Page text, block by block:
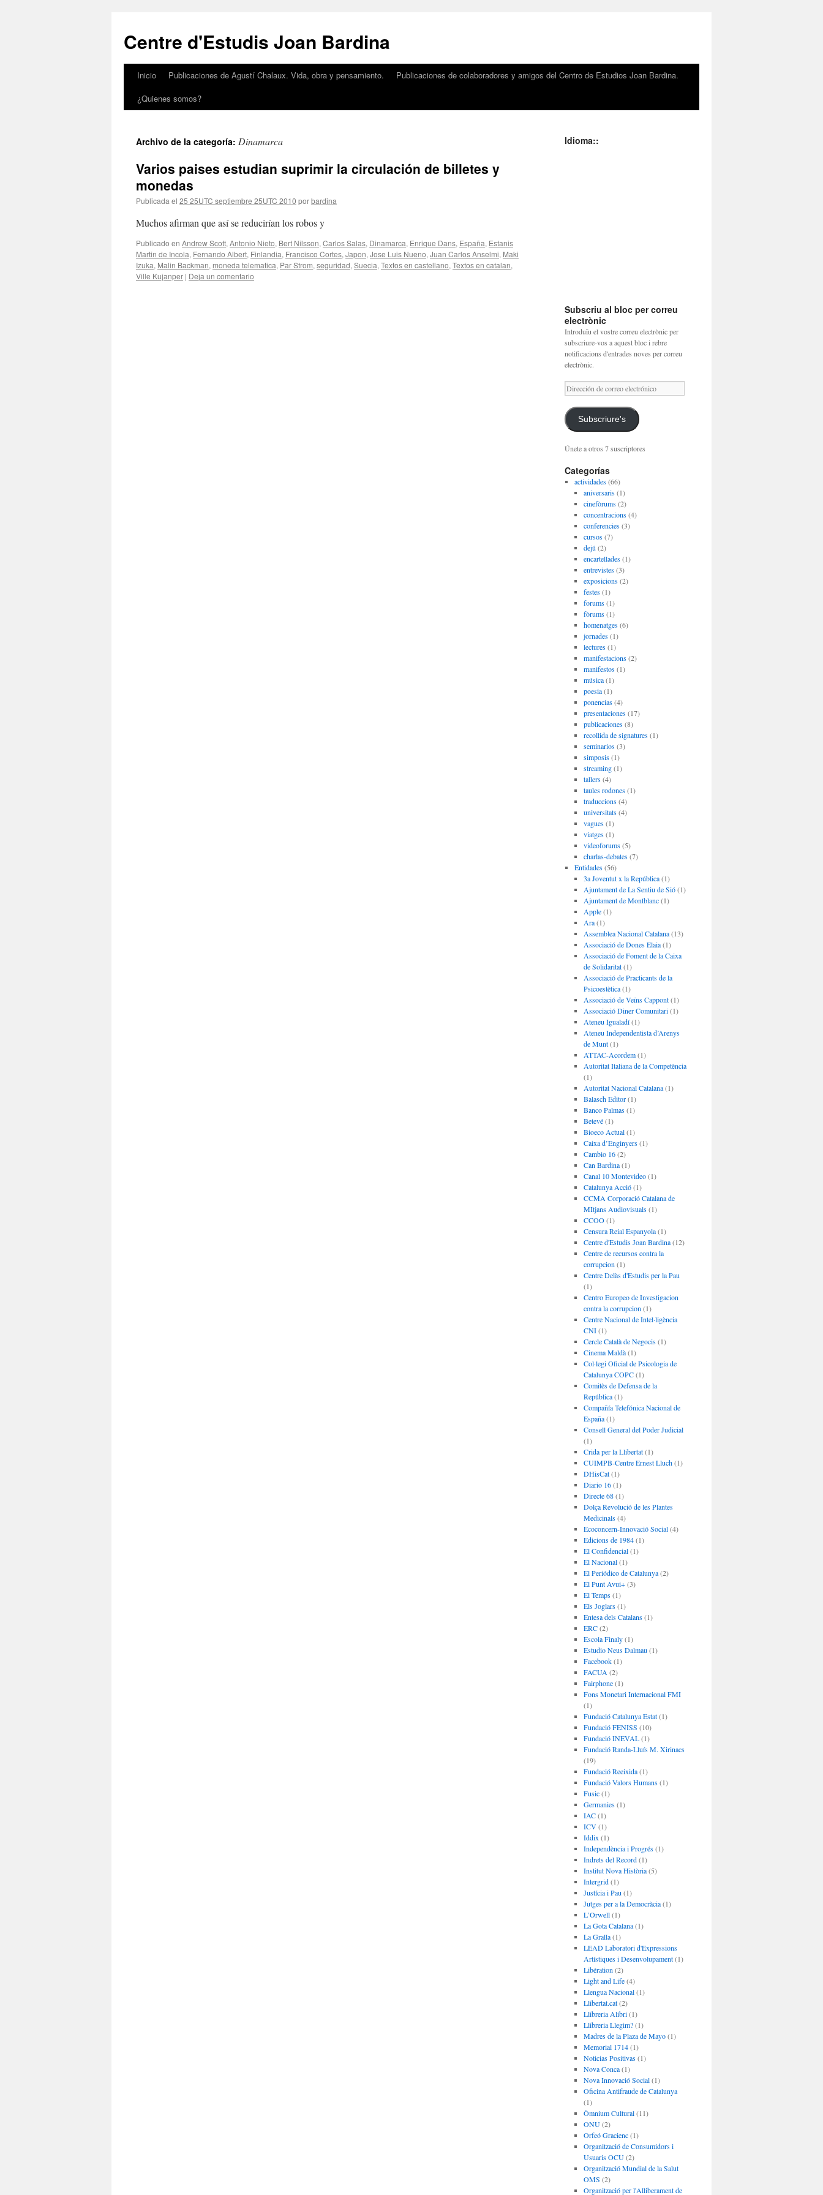
contenido
Centre d'Estudis Joan Bardina
Inicio Publicaciones de Agustí Chalaux. Vida, obra y pensamiento.
Publicaciones de colaboradores y amigos del Centro de Estudios Joan Bardina.
¿Quienes somos?
Archivo de la categoría: Dinamarca
Varios paises estudian suprimir la circulación de billetes y
monedas
Publicada el 25 25UTC septiembre 25UTC 2010 porbardina
Muchos afirman que así se reducirían los robos y
Publicado en Andrew Scott, Antonio Nieto, Bert Nilsson, Carlos Salas, Dinamarca, Enrique Dans, España, Estanis
Martin de Incola, Fernando Albert, Finlandia, Francisco Cortes, Japon, Jose Luis Nueno, Juan Carlos Anselmi, Maki
Izuka, Malin Backman, moneda telematica, Par Strom, seguridad, Suecia, Textos en castellano, Textos en catalan,
Ville Kujanper | Deja un comentario
Idioma::
Subscriu al bloc per correu
electrònic
Introduïu el vostre correu electrònic per
subscriure-vos a aquest bloc i rebre
notificacions d'entrades noves per correu
electrònic.
Dirección
de
correo
electrónico
Subscriure's
Únete a otros 7 suscriptores
Categorías
actividades(66)
aniversaris(1)
cinefòrums(2)
concentracions(4)
conferencies(3)
cursos(7)
dejú (2)
encartellades(1)
entrevistes(3)
exposicions(2)
festes(1)
forums(1)
fòrums(1)
homenatges(6)
jornades(1)
lectures(1)
manifestacions(2)
manifestos(1)
música(1)
poesia(1)
ponencias(4)
presentaciones(17)
publicaciones(8)
recollida de signatures(1)
seminarios(3)
simposis(1)
streaming(1)
tallers(4)
taules rodones(1)
traduccions(4)
universitats(4)
vagues(1)
viatges(1)
videoforums(5)
charlas-debates(7)
Entidades(56)
3a Joventut x la República(1)
Ajuntament de La Sentiu de Sió(1)
Ajuntament de Montblanc(1)
Apple(1)
Ara(1)
Assemblea Nacional Catalana(13)
Associació de Dones Elaia(1)
Associació de Foment de la Caixa
de Solidaritat(1)
Associació de Practicants de la
Psicoestètica(1)
Associació de Veïns Cappont(1)
Associació Diner Comunitari(1)
Ateneu Igualadí(1)
Ateneu Independentista d’Arenys
de Munt(1)
ATTAC-Acordem(1)
Autoritat Italiana de la Competència
(1)
Autoritat Nacional Catalana(1)
Balasch Editor(1)
Banco Palmas(1)
Betevé(1)
Bioeco Actual(1)
Caixa d’Enginyers(1)
Cambio 16(2)
Can Bardina(1)
Canal 10 Montevideo(1)
Catalunya Acció(1)
CCMA Corporació Catalana de
MItjans Audiovisuals(1)
CCOO(1)
Censura Reial Espanyola(1)
Centre d'Estudis Joan Bardina(12)
Centre de recursos contra la
corrupcion (1)
Centre Delàs d'Estudis per la Pau
(1)
Centro Europeo de Investigacion
contra la corrupcion (1)
Centre Nacional de Intel·ligència
CNI(1)
Cercle Català de Negocis(1)
Cinema Maldà(1)
Col·legi Oficial de Psicologia de
Catalunya COPC(1)
Comitès de Defensa de la
República(1)
Compañía Telefónica Nacional de
España(1)
Consell General del Poder Judicial
(1)
Crida per la Llibertat(1)
CUIMPB-Centre Ernest Lluch(1)
DHisCat(1)
Diario 16(1)
Directe 68(1)
Dolça Revolució de les Plantes
Medicinals(4)
Ecoconcern-Innovació Social(4)
Edicions de 1984(1)
El Confidencial(1)
El Nacional(1)
El Periódico de Catalunya(2)
El Punt Avui+(3)
El Temps(1)
Els Joglars(1)
Entesa dels Catalans(1)
ERC(2)
Escola Finaly(1)
Estudio Neus Dalmau (1)
Facebook(1)
FACUA (2)
Fairphone(1)
Fons Monetari Internacional FMI
(1)
Fundació Catalunya Estat(1)
Fundació FENISS (10)
Fundació INEVAL(1)
Fundació Randa-Lluís M. Xirinacs
(19)
Fundació Reeixida(1)
Fundació Valors Humans(1)
Fusic(1)
Germanies(1)
IAC(1)
ICV(1)
Iddix (1)
Independència i Progrés(1)
Indrets del Record(1)
Institut Nova Història(5)
Intergrid(1)
Justícia i Pau (1)
Jutges per a la Democràcia(1)
L’Orwell(1)
La Gota Catalana(1)
La Gralla(1)
LEAD Laboratori d'Expressions
Artístiques i Desenvolupament(1)
Libération (2)
Light and Life(4)
Llengua Nacional(1)
Llibertat.cat(2)
Llibreria Alibri(1)
Llibreria Llegim?(1)
Madres de la Plaza de Mayo(1)
Memorial 1714(1)
Noticias Positivas(1)
Nova Conca(1)
Nova Innovació Social(1)
Oficina Antifraude de Catalunya
(1)
Òmnium Cultural(11)
ONU(2)
Orfeó Gracienc(1)
Organització de Consumidors i
Usuaris OCU(2)
Organització Mundial de la Salut
OMS (2)
Organització per l'Alliberament de